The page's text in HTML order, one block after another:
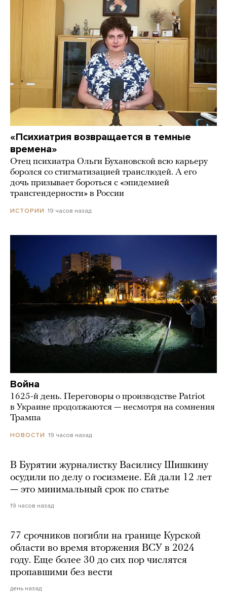
«Психиатрия возвращается в темные
времена»
Отец психиатра Ольги Бухановской всю карьеру
боролся со стигматизацией транслюдей. А его
дочь призывает бороться с «эпидемией
трансгендерности» в России
ИСТОРИИ 19 часов назад
Война
1625-й день. Переговоры о производстве Patriot
в Украине продолжаются — несмотря на сомнения
Трампа
НОВОСТИ 19 часов назад
В Бурятии журналистку Василису Шишкину
осудили по делу о госизмене. Ей дали 12 лет
— это минимальный срок по статье
19 часов назад
77 срочников погибли на границе Курской
области во время вторжения ВСУ в 2024
году. Еще более 30 до сих пор числятся
пропавшими без вести
день назад